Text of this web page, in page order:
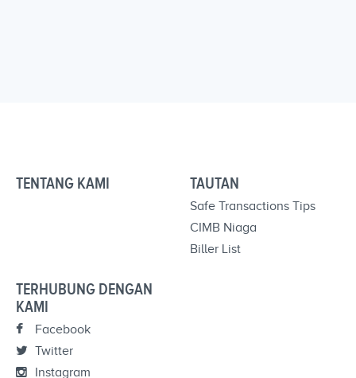
TENTANG KAMI TAUTAN
Safe Transactions Tips
CIMB Niaga
Biller List
TERHUBUNG DENGAN
KAMI
Facebook
Twitter
Instagram